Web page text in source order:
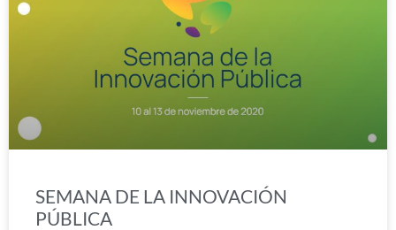
SEMANA DE LA INNOVACIÓN
PÚBLICA